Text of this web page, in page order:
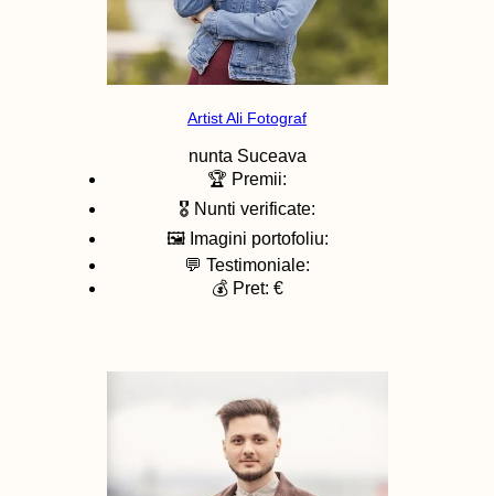
Artist Ali Fotograf
nunta Suceava
🏆 Premii:
🎖️ Nunti verificate:
🖼️ Imagini portofoliu:
💬 Testimoniale:
💰 Pret: €